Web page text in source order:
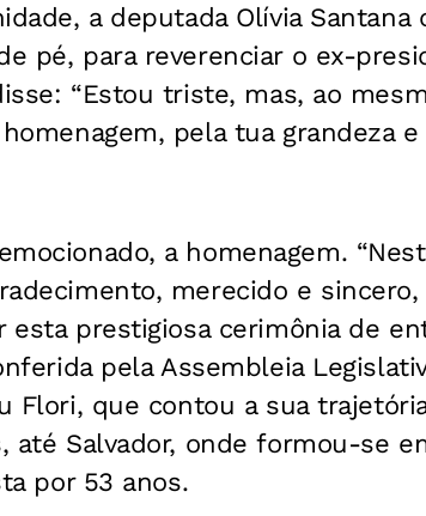
a deputada Olívia Santana
pé, para reverenciar o ex-
“Estou triste, mas, ao
pela tua grandeza
a homenagem.
merecido e
esta prestigiosa cerimônia de
pela Assembleia
Flori, que contou a sua
até Salvador, onde formou-se
por 53 anos.